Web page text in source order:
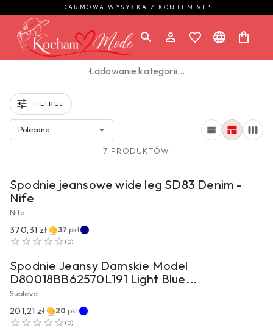
DARMOWA WYSYŁKA Z KONTEM VIP
Ładowanie kategorii…
FILTRUJ
Polecane
7 PRODUKTÓW
PRZEJDŹ DO PRODUKTU
Spodnie jeansowe wide leg SD83 Denim -
Nife
Nife
370,31 zł 37 pkt
(0)
PRZEJDŹ DO PRODUKTU
Spodnie Jeansy Damskie Model
D80018BB62570L191 Light Blue...
Sublevel
201,21 zł 20 pkt
(0)
PRZEJDŹ DO PRODUKTU